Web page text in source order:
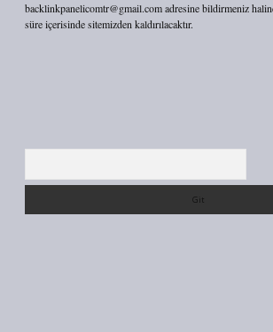
backlinkpanelicomtr@gmail.comadresine bildirmeniz
süre içerisinde sitemizden kaldırılacaktır.